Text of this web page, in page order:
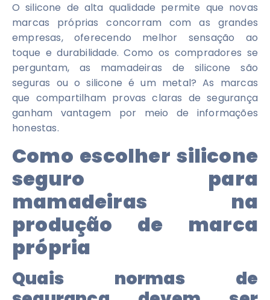
O silicone de alta qualidade permite que novas
marcas próprias concorram com as grandes
empresas, oferecendo melhor sensação ao
toque e durabilidade. Como os compradores se
perguntam, as mamadeiras de silicone são
seguras ou o silicone é um metal? As marcas
que compartilham provas claras de segurança
ganham vantagem por meio de informações
honestas.
Como escolher silicone
seguro para
mamadeiras na
produção de marca
própria
Quais normas de